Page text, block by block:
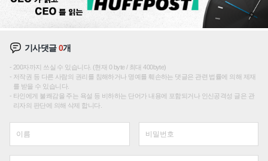
기사댓글0개
200자까지 쓰실 수 있습니다. (현재 0 byte / 최대 400byte)
저작권 등 다른 사람의 권리를 침해하거나 명예를 훼손하는 댓글은 관련 법률에 의해 제재
를 받을 수 있습니다.
타인에게 불쾌감을 주는 욕설 등 비하하는 단어가 내용에 포함되거나 인신공격성 글은 관
리자의 판단에 의해 삭제 합니다.